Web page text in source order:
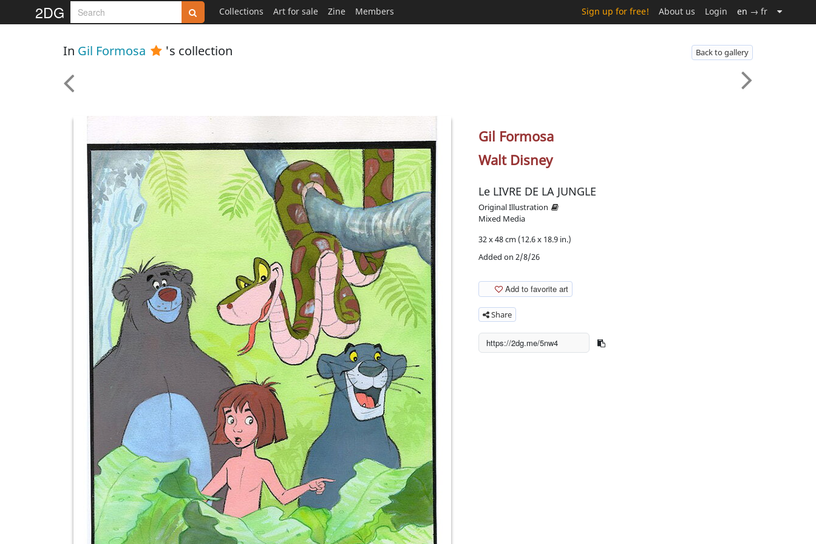
2DG Collections Art for sale Zine Members Sign up for free! About us Login en → fr
In Gil Formosa 's collection Back to gallery
Gil Formosa
Walt Disney
Le LIVRE DE LA JUNGLE
Original Illustration
Mixed Media
32 x 48 cm (12.6 x 18.9 in.)
Added on 2/8/26
Add to favorite art
Share